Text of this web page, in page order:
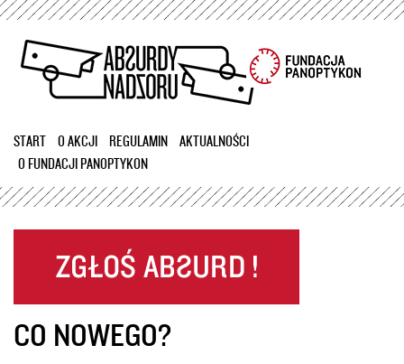
Przejdź
treści
START O AKCJI REGULAMIN
AKTUALNOŚCI
O FUNDACJI PANOPTYKON
CO NOWEGO?